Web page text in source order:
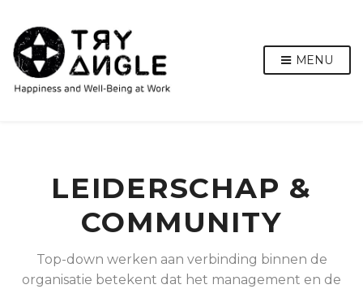
MENU
LEIDERSCHAP &
COMMUNITY
Top-down werken aan verbinding binnen de
organisatie betekent dat het management en de